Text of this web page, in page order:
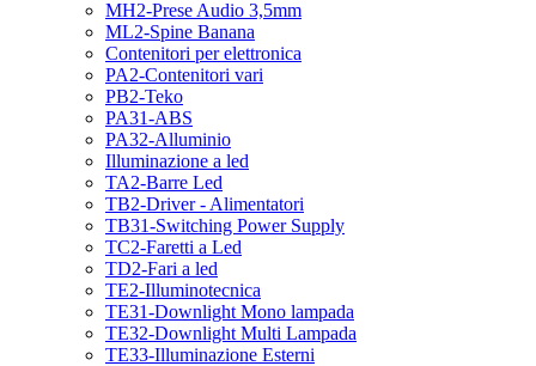
MH2-Prese Audio 3,5mm
ML2-Spine Banana
Contenitori per elettronica
PA2-Contenitori vari
PB2-Teko
PA31-ABS
PA32-Alluminio
Illuminazione a led
TA2-Barre Led
TB2-Driver - Alimentatori
TB31-Switching Power Supply
TC2-Faretti a Led
TD2-Fari a led
TE2-Illuminotecnica
TE31-Downlight Mono lampada
TE32-Downlight Multi Lampada
TE33-Illuminazione Esterni